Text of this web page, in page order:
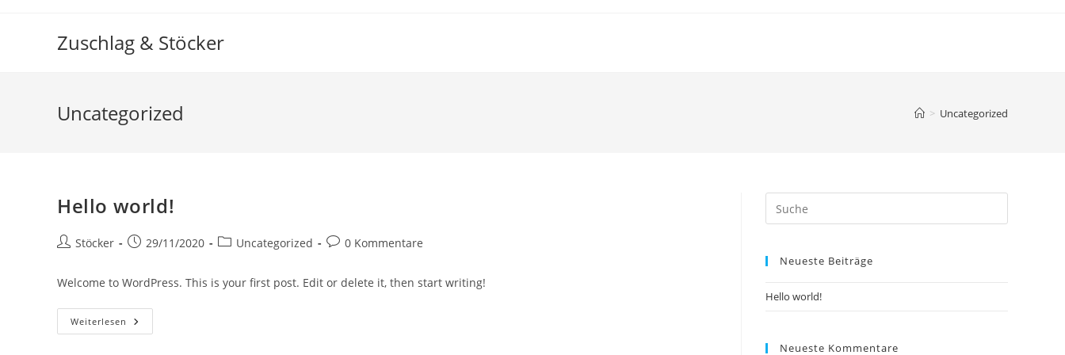
Zuschlag & Stöcker
Uncategorized > Uncategorized
Hello world!
Beitrags-
Stöcker
Beitrag29/11/2020
Beitrags-
Uncategorized
Beitrags-
0 Kommentare
Welcome to WordPress. This is your first post. Edit or delete it, then start writing!
Weiterlesen Hello
World!
Neueste Beiträge
Hello world!
Neueste Kommentare